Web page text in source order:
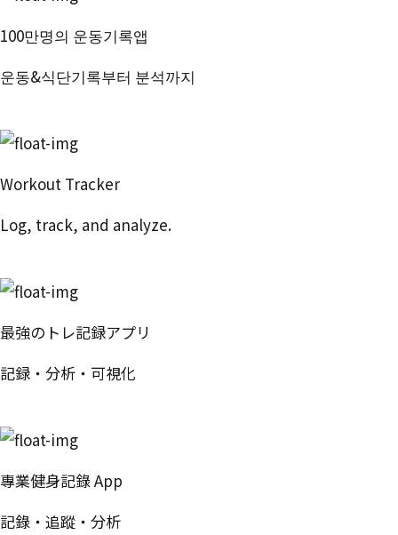
100만명의 운동기록앱
운동&식단기록부터 분석까지
Workout Tracker
Log, track, and analyze.
最強のトレ記録アプリ
記録・分析・可視化
專業健身記錄 App
記錄・追蹤・分析